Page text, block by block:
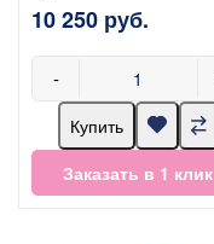
10 250 руб.
-
Купить
Заказать в 1 клик